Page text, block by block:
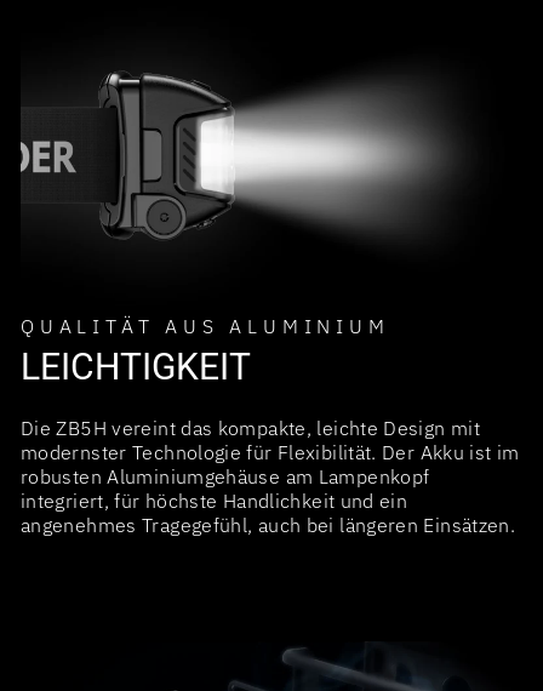
QUALITÄT AUS ALUMINIUM
LEICHTIGKEIT
Die ZB5H vereint das kompakte, leichte Design mit
modernster Technologie für Flexibilität. Der Akku ist im
robusten Aluminiumgehäuse am Lampenkopf
integriert, für höchste Handlichkeit und ein
angenehmes Tragegefühl, auch bei längeren Einsätzen.